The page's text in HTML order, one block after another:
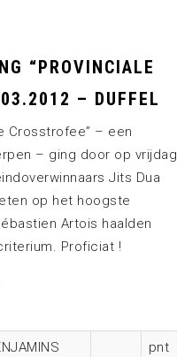
“PROVINCIALE
– DUFFEL
Crosstrofee” – een
– ging door op vrijdag
Jits Dua
op het hoogste
Artois haalden
Proficiat !
pnt